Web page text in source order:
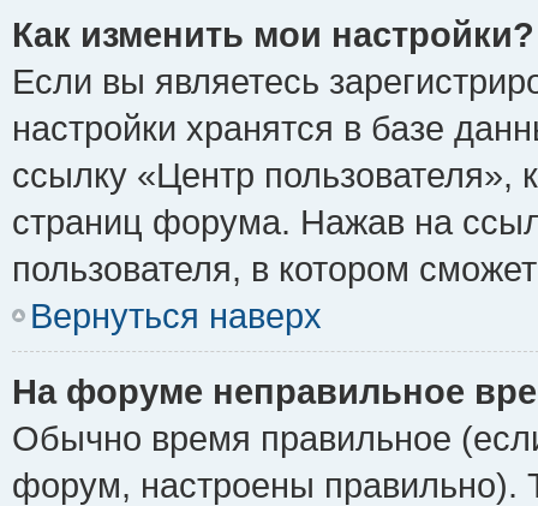
Как изменить мои настройки?
Если вы являетесь
настройки хранятся в базе
ссылку «Центр пользователя»,
страниц форума. Нажав на
пользователя, в котором
Вернуться наверх
На форуме неправильное
Обычно время правильное
форум, настроены правильно).